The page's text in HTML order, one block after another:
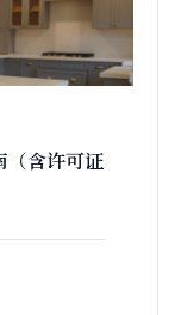
（含许可证